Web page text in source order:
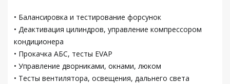
• Балансировка и тестирование форсунок
• Деактивация цилиндров, управление компрессором
кондиционера
• Прокачка АБС, тесты EVAP
• Управление дворниками, окнами, люком
• Тесты вентилятора, освещения, дальнего света